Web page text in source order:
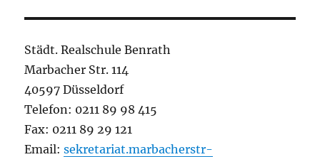
Städt. Realschule Benrath
Marbacher Str. 114
40597 Düsseldorf
Telefon: 0211 89 98 415
Fax: 0211 89 29 121
Email:sekretariat.marbacherstr-